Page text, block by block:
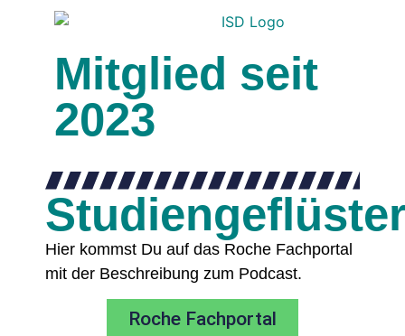
Mitglied seit
2023
Hier kommst Du auf das Roche Fachportal
mit der Beschreibung zum Podcast.
Roche Fachportal